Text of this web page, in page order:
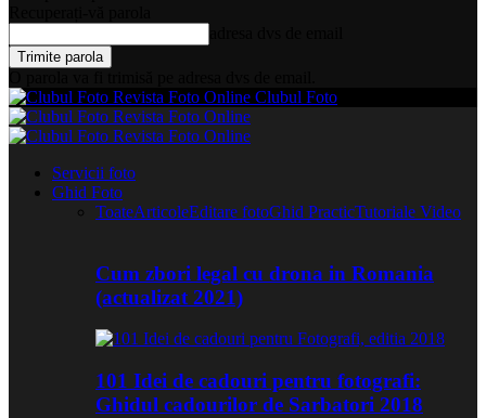
Clubul Foto
Servicii foto
Ghid Foto
ToateArticoleEditare fotoGhid PracticTutoriale Video
Cum zbori legal cu drona in Romania
(actualizat 2021)
101 Idei de cadouri pentru fotografi:
Ghidul cadourilor de Sarbatori 2018